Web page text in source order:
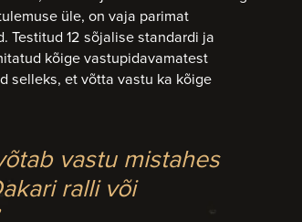
üle, on vaja parimat
Testitud 12 sõjalise standardi ja
kõige vastupidavamatest
selleks, et võtta vastu ka kõige
vastu mistahes
ralli või